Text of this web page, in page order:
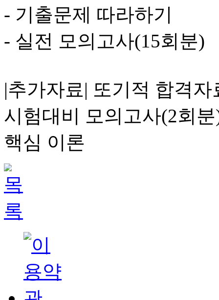
- 기출문제 따라하기
- 실전 모의고사(15회분)
|추가자료| 또기적 합격자
시험대비 모의고사(2회
핵심 이론